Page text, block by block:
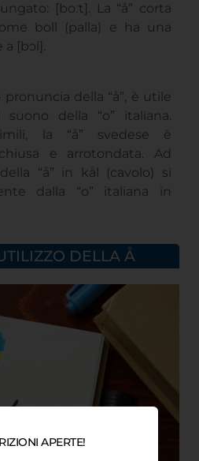
[boːt]. La “å” corta
boll (palla) e ha una
a [bɔl].
della “å”, è utile
della “o” italiana.
la “å” svedese è
e arrotondata. Ad
“å” in kål (cavolo) si
dalla “o” italiana in
DELLA Å
APERTE!